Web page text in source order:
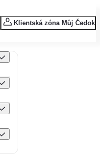
Klientská zóna Můj Čedok